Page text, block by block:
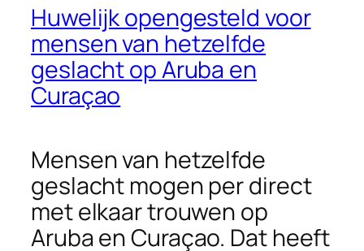
Huwelijk opengesteld voor
mensen van hetzelfde
geslacht op Aruba en
Curaçao
Mensen van hetzelfde
geslacht mogen per direct
met elkaar trouwen op
Aruba en Curaçao. Dat heeft